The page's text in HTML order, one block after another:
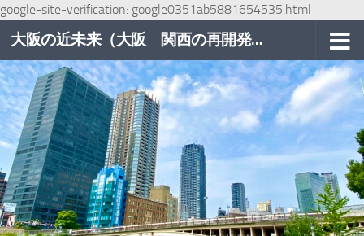
google-site-verification: google0351ab5881654535.html
コンテンツへスキップ
大阪の近未来（大阪 関西の再開発巡り）